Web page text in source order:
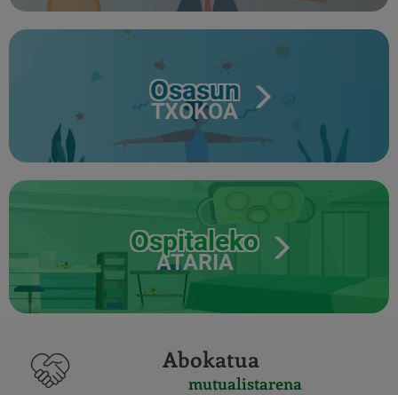
Osasun
TXOKOA
Ospitaleko
ATARIA
Abokatua
mutualistarena